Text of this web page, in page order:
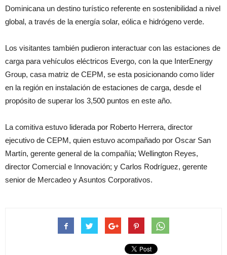
Dominicana un destino turístico referente en sostenibilidad a nivel
global, a través de la energía solar, eólica e hidrógeno verde.
Los visitantes también pudieron interactuar con las estaciones de
carga para vehículos eléctricos Evergo, con la que InterEnergy
Group, casa matriz de CEPM, se esta posicionando como líder
en la región en instalación de estaciones de carga, desde el
propósito de superar los 3,500 puntos en este año.
La comitiva estuvo liderada por Roberto Herrera, director
ejecutivo de CEPM, quien estuvo acompañado por Oscar San
Martín, gerente general de la compañía; Wellington Reyes,
director Comercial e Innovación; y Carlos Rodríguez, gerente
senior de Mercadeo y Asuntos Corporativos.